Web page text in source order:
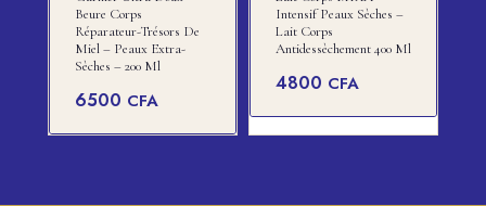
Beure Corps
Réparateur-Trésors De
Miel – Peaux Extra-
Sèches – 200 Ml
6500 CFA
Intensif Peaux Sèches –
Lait Corps
Antidessèchement 400 Ml
4800 CFA